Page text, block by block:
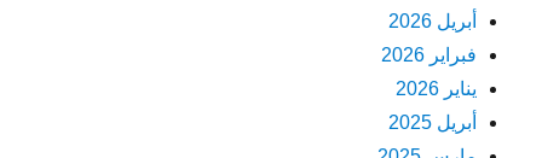
أبريل 2026
فبراير 2026
يناير 2026
أبريل 2025